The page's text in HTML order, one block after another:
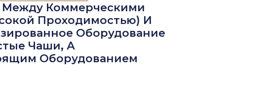
Между Коммерческими
Проходимостью) И
Оборудование
Чаши, А
Оборудованием